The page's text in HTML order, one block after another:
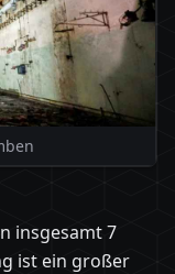
insgesamt 7
ist ein großer